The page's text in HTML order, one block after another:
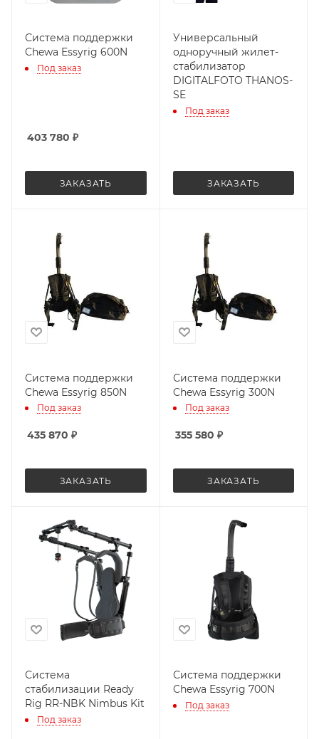
Система поддержки
Chewa Essyrig 600N
Под заказ
403 780 ₽
ЗАКАЗАТЬ
Универсальный
одноручный жилет-
стабилизатор
DIGITALFOTO THANOS-
SE
Под заказ
ЗАКАЗАТЬ
Система поддержки
Chewa Essyrig 850N
Под заказ
435 870 ₽
ЗАКАЗАТЬ
Система поддержки
Chewa Essyrig 300N
Под заказ
355 580 ₽
ЗАКАЗАТЬ
Система
стабилизации Ready
Rig RR-NBK Nimbus Kit
Под заказ
Система поддержки
Chewa Essyrig 700N
Под заказ